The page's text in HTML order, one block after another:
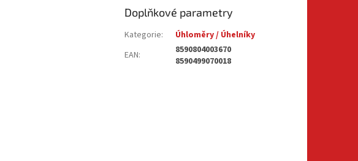
Doplňkové parametry
Kategorie:
Úhloměry / Úhelníky
EAN:
8590804003670
8590499070018